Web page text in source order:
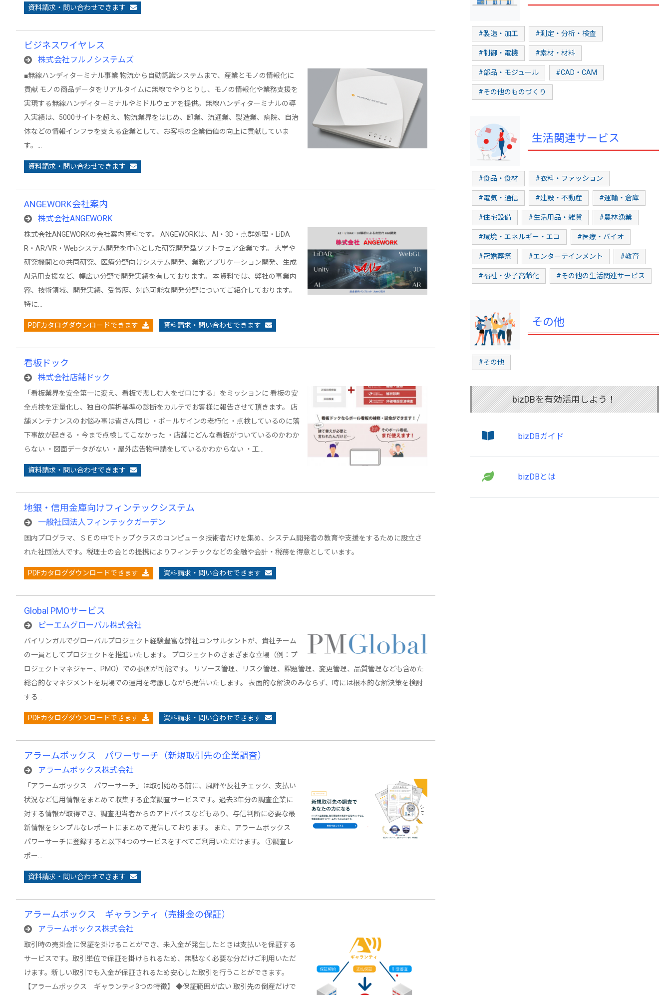
資料請求・問い合わせできます
ビジネスワイヤレス
株式会社フルノシステムズ
■無線ハンディターミナル事業 物流から自動認識システムまで、産業とモノの情報化に
貢献 モノの商品データをリアルタイムに無線でやりとりし、モノの情報化や業務支援を
実現する無線ハンディターミナルやミドルウェアを提供。無線ハンディターミナルの導
入実績は、5000サイトを超え、物流業界をはじめ、卸業、流通業、製造業、病院、自治
体などの情報インフラを支える企業として、お客様の企業価値の向上に貢献していま
す。…
資料請求・問い合わせできます
ANGEWORK会社案内
株式会社ANGEWORK
株式会社ANGEWORKの会社案内資料です。 ANGEWORKは、AI・3D・点群処理・LiDA
R・AR/VR・Webシステム開発を中心とした研究開発型ソフトウェア企業です。 大学や
研究機関との共同研究、医療分野向けシステム開発、業務アプリケーション開発、生成
AI活用支援など、幅広い分野で開発実績を有しております。 本資料では、弊社の事業内
容、技術領域、開発実績、受賞歴、対応可能な開発分野についてご紹介しております。
特に…
PDFカタログダウンロードできます 資料請求・問い合わせできます
看板ドック
株式会社店舗ドック
「看板業界を安全第一に変え、看板で悲しむ人をゼロにする」をミッションに 看板の安
全点検を定量化し、独自の解析基準の診断をカルテでお客様に報告させて頂きます。 店
舗メンテナンスのお悩み事は皆さん同じ ・ポールサインの老朽化 ・点検しているのに落
下事故が起きる ・今まで点検してこなかった ・店舗にどんな看板がついているのかわか
らない ・図面データがない ・屋外広告物申請をしているかわからない ・工…
資料請求・問い合わせできます
地銀・信用金庫向けフィンテックシステム
一般社団法人フィンテックガーデン
国内プログラマ、ＳＥの中でトップクラスのコンピュータ技術者だけを集め、システム開発者の教育や支援をするために設立さ
れた社団法人です。税理士の会との提携によりフィンテックなどの金融や会計・税務を得意としています。
PDFカタログダウンロードできます 資料請求・問い合わせできます
Global PMOサービス
ピーエムグローバル株式会社
バイリンガルでグローバルプロジェクト経験豊富な弊社コンサルタントが、貴社チーム
の一員としてプロジェクトを推進いたします。 プロジェクトのさまざまな立場（例：プ
ロジェクトマネジャー、PMO）での参画が可能です。 リソース管理、リスク管理、課題管理、変更管理、品質管理なども含めた
総合的なマネジメントを現場での運用を考慮しながら提供いたします。 表面的な解決のみならず、時には根本的な解決策を検討
する…
PDFカタログダウンロードできます 資料請求・問い合わせできます
アラームボックス パワーサーチ（新規取引先の企業調査）
アラームボックス株式会社
「アラームボックス パワーサーチ」は取引始める前に、風評や反社チェック、支払い
状況など信用情報をまとめて収集する企業調査サービスです。過去3年分の調査企業に
対する情報が取得でき、調査担当者からのアドバイスなどもあり、与信判断に必要な最
新情報をシンプルなレポートにまとめて提供しております。 また、アラームボックス
パワーサーチに登録すると以下4つのサービスをすべてご利用いただけます。 ①調査レ
ポー…
資料請求・問い合わせできます
アラームボックス ギャランティ（売掛金の保証）
アラームボックス株式会社
取引時の売掛金に保証を掛けることができ、未入金が発生したときは支払いを保証する
サービスです。取引単位で保証を掛けられるため、無駄なく必要な分だけご利用いただ
けます。新しい取引でも入金が保証されるため安心した取引を行うことができます。
【アラームボックス ギャランティ3つの特徴】 ◆保証範囲が広い 取引先の倒産だけで
#製造・加工 #測定・分析・検査
#制御・電機 #素材・材料
#部品・モジュール #CAD・CAM
#その他のものづくり
生活関連サービス
#食品・食材 #衣料・ファッション
#電気・通信 #建設・不動産 #運輸・倉庫
#住宅設備 #生活用品・雑貨 #農林漁業
#環境・エネルギー・エコ #医療・バイオ
#冠婚葬祭 #エンターテインメント #教育
#福祉・少子高齢化 #その他の生活関連サービス
その他
#その他
bizDBを有効活用しよう！
bizDBガイド
bizDBとは